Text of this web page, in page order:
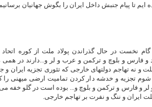
ایم تا پیام جنبش داخل ایران را بگوش جهانیان
نخست در حال گذراندن پولاد ملت از کوره اتحاد
و فارس و بلوچ و ترکمن و عرب و لر و...دارند در همی
نه تهاجم دولتهای خارجی که تئوری تجزیه ایران و
تجزیه و خدشه دار کردن تمامیت ارضی میهنی را
و فارس و ترکمن و بلوچ و... بوده است در گلو خفه می
ایران و ننگ و نفرت بر تهاجم خارجی.